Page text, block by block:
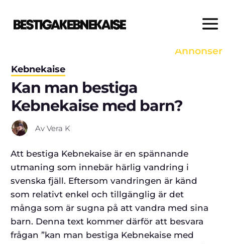
Annonser
erhålla en provision.
Kebnekaise
Kan man bestiga
Kebnekaise med barn?
Av Vera K
Att bestiga Kebnekaise är en spännande
utmaning som innebär härlig vandring i
svenska fjäll. Eftersom vandringen är känd
som relativt enkel och tillgänglig är det
många som är sugna på att vandra med sina
barn. Denna text kommer därför att besvara
frågan ”kan man bestiga Kebnekaise med